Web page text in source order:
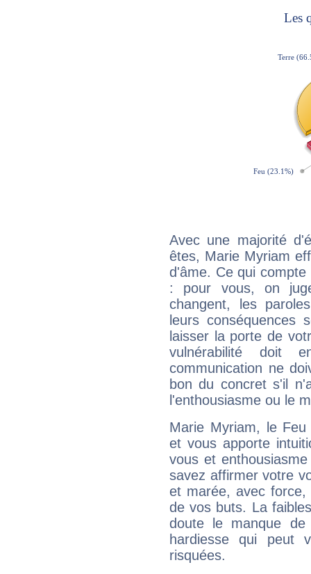
Avec une majorité
êtes, Marie Myriam
d'âme. Ce qui
: pour vous, on
changent, les
leurs conséquences
laisser la porte de
vulnérabilité doit
communication ne
bon du concret s'il
l'enthousiasme ou le
Marie Myriam, le
et vous apporte
vous et
savez affirmer votre
et marée, avec
de vos buts. La
doute le manque
hardiesse qui peut
risquées.